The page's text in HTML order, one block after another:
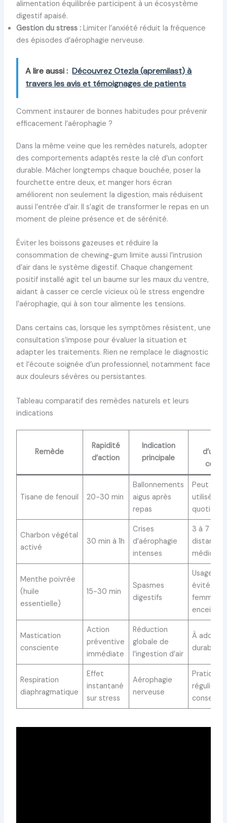
alimentation équilibrée participent à un écosystème
digestif apaisé.
Gestion du stress :Limiter l’anxiété réduit la fréquence
des épisodes d’aérophagie nerveuse.
A lire aussi : Découvrez Otezla (apremilast) à
travers les avis et témoignages de patients
Comment instaurer de bonnes habitudes pour prévenir
efficacement l’aérophagie ?
Dans la même veine que les remèdes naturels, adopter
des comportements adaptés reste la clé d’un confort
durable. Mâcher longtemps chaque bouchée, poser la
fourchette entre deux, et manger hors écran
améliorent non seulement la digestion, mais réduisent
aussi l’entrée d’air. Il s’agit de transformer le repas en un
moment de pleine présence et de sérénité.
Éviter les boissons gazeuses et réduire la
consommation de chewing-gum limite aussi l’intrusion
d’air dans le système digestif. Chaque changement
positif installé agit tel un baume sur les maux du ventre,
aidant à casser ce cercle vicieux où le stress engendre
l’aérophagie, qui à son tour alimente les tensions.
Dans certains cas, lorsque les symptômes résistent, une
consultation s’impose pour évaluer la situation et
adapter les traitements. Rien ne remplace le diagnostic
et l’écoute soignée d’un professionnel, notamment face
aux douleurs sévères ou persistantes.
Tableau comparatif des remèdes naturels et leurs
indications
Remède
Rapidité
d’action
Indication
principale
Tisane de fenouil 20-30 min
Ballonnements
aigus après
repas
Peut être
utilisée
Charbon végétal
activé
30 min à 1h
Crises
d’aérophagie
intenses
3 à 7
distance
Menthe poivrée
(huile
essentielle)
15-30 min
Spasmes
digestifs
Usage
évité
femmes
enceintes
Mastication
consciente
Action
préventive
immédiate
Réduction
globale de
l’ingestion d’air
À
Respiration
diaphragmatique
Effet
instantané
sur stress
Aérophagie
nerveuse
Pratique
régulière
conseillée